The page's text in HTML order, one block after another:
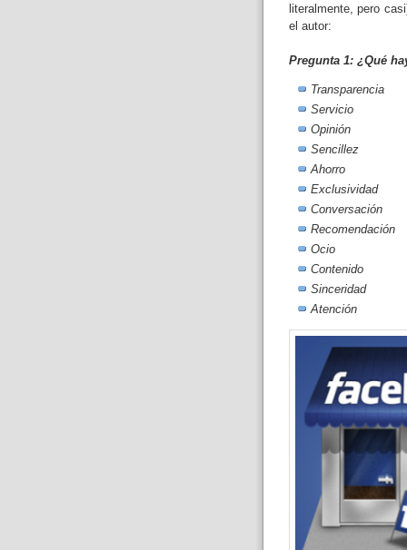
literalmente, pero
el autor:
Pregunta 1: ¿Qué
Transparencia
Servicio
Opinión
Sencillez
Ahorro
Exclusividad
Conversación
Recomendación
Ocio
Contenido
Sinceridad
Atención